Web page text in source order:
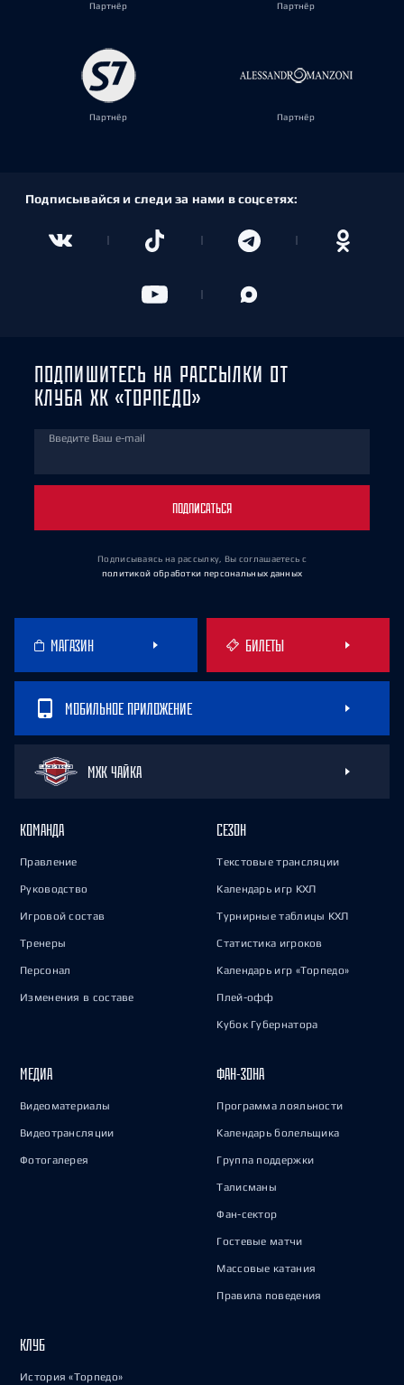
Партнёр Партнёр
Партнёр Партнёр
Подписывайся и следи за нами в соцсетях:
ПОДПИШИТЕСЬ НА РАССЫЛКИ ОТ
КЛУБА ХК «ТОРПЕДО»
Введите Ваш e-mail
ПОДПИСАТЬСЯ
Подписываясь на рассылку, Вы соглашаетесь с
политикой обработки персональных данных
МАГАЗИН БИЛЕТЫ
МОБИЛЬНОЕ ПРИЛОЖЕНИЕ
МХК ЧАЙКА
КОМАНДА
Правление
Руководство
Игровой состав
Тренеры
Персонал
Изменения в составе
СЕЗОН
Текстовые трансляции
Календарь игр КХЛ
Турнирные таблицы КХЛ
Статистика игроков
Календарь игр «Торпедо»
Плей-офф
Кубок Губернатора
МЕДИА
Видеоматериалы
Видеотрансляции
Фотогалерея
ФАН-ЗОНА
Программа лояльности
Календарь болельщика
Группа поддержки
Талисманы
Фан-сектор
Гостевые матчи
Массовые катания
Правила поведения
КЛУБ
История «Торпедо»